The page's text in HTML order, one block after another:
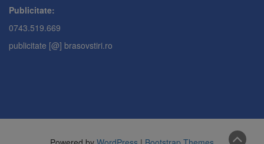
Publicitate:
0743.519.669
publicitate [@] brasovstiri.ro